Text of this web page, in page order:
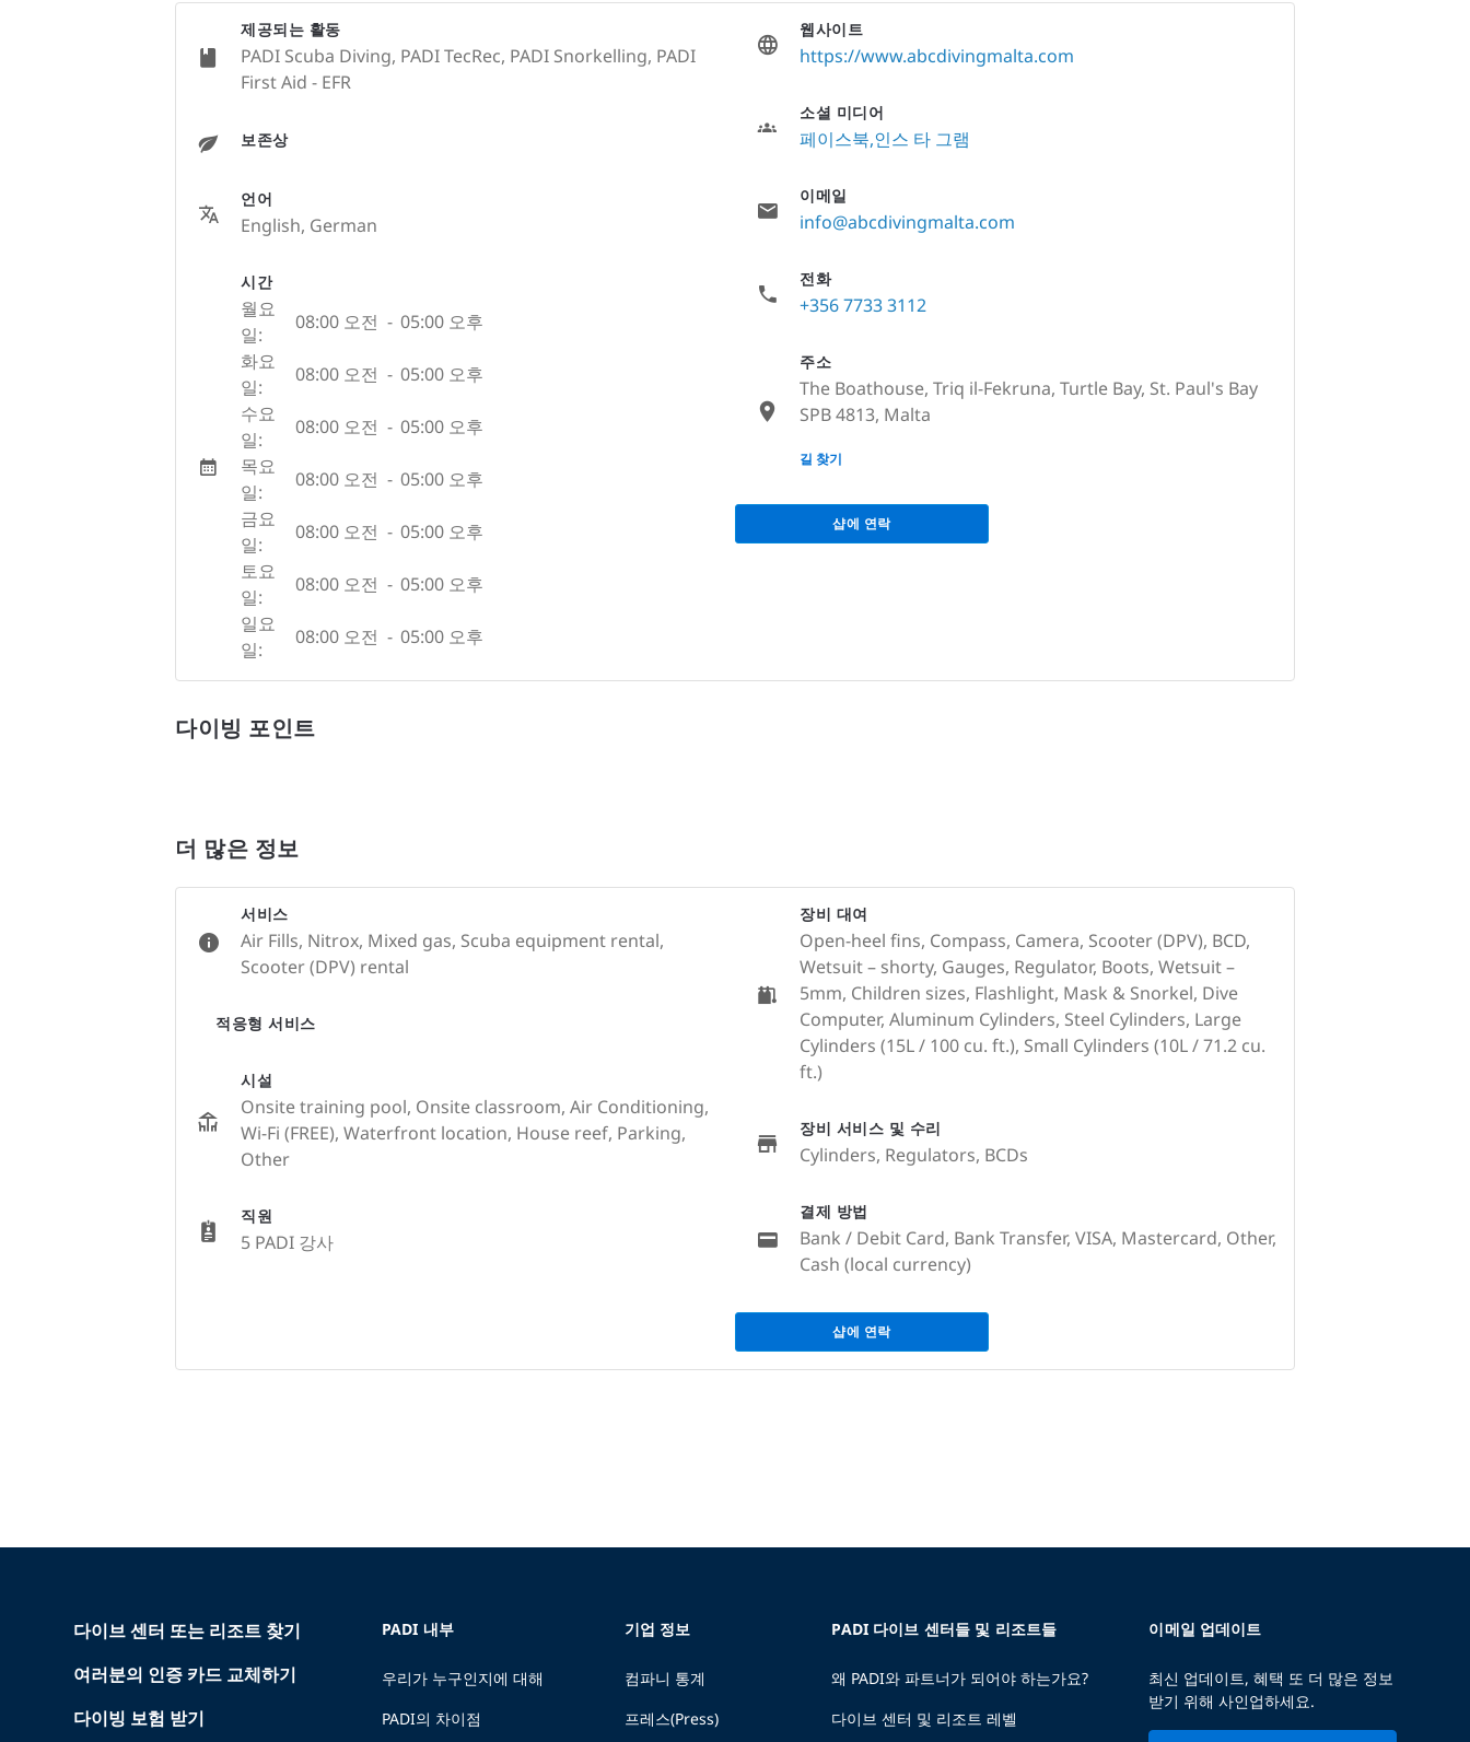
제공되는 활동
PADI Scuba Diving, PADI TecRec, PADI Snorkelling, PADI
First Aid - EFR
보존상
언어
English, German
시간
월요
일:
08:00 오전 - 05:00 오후
화요
일:
08:00 오전 - 05:00 오후
수요
일:
08:00 오전 - 05:00 오후
목요
일:
08:00 오전 - 05:00 오후
금요
일:
08:00 오전 - 05:00 오후
토요
일:
08:00 오전 - 05:00 오후
일요
일:
08:00 오전 - 05:00 오후
웹사이트
https://www.abcdivingmalta.com
소셜 미디어
페이스북 인스 타 그램
이메일
info@abcdivingmalta.com
전화
+356 7733 3112
주소
The Boathouse, Triq il-Fekruna, Turtle Bay, St. Paul's Bay
SPB 4813, Malta
None
길 찾기
샵에 연락
다이빙 포인트
더 많은 정보
서비스
Air Fills, Nitrox, Mixed gas, Scuba equipment rental,
Scooter (DPV) rental
적응형 서비스
시설
Onsite training pool, Onsite classroom, Air Conditioning,
Wi-Fi (FREE), Waterfront location, House reef, Parking,
Other
직원
5 PADI 강사
장비 대여
Open-heel fins, Compass, Camera, Scooter (DPV), BCD,
Wetsuit – shorty, Gauges, Regulator, Boots, Wetsuit –
5mm, Children sizes, Flashlight, Mask & Snorkel, Dive
Computer, Aluminum Cylinders, Steel Cylinders, Large
Cylinders (15L / 100 cu. ft.), Small Cylinders (10L / 71.2 cu.
ft.)
장비 서비스 및 수리
Cylinders, Regulators, BCDs
결제 방법
Bank / Debit Card, Bank Transfer, VISA, Mastercard, Other,
Cash (local currency)
샵에 연락
다이브 센터 또는 리조트 찾기
여러분의 인증 카드 교체하기
다이빙 보험 받기
PADI 내부
우리가 누구인지에 대해
PADI의 차이점
기업 정보
컴파니 통계
프레스(Press)
PADI 다이브 센터들 및 리조트들
왜 PADI와 파트너가 되어야 하는가요?
다이브 센터 및 리조트 레벨
이메일 업데이트
최신 업데이트, 혜택 또 더 많은 정보
받기 위해 사인업하세요.